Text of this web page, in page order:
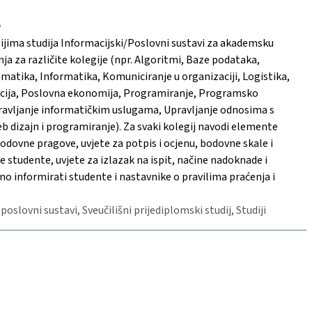
studija Informacijski/Poslovni sustavi za akademsku
za različite kolegije (npr. Algoritmi, Baze podataka,
Informatika, Komuniciranje u organizaciji, Logistika,
Poslovna ekonomija, Programiranje, Programsko
informatičkim uslugama, Upravljanje odnosima s
dizajn i programiranje). Za svaki kolegij navodi elemente
pragove, uvjete za potpis i ocjenu, bodovne skale i
uvjete za izlazak na ispit, načine nadoknade i
informirati studente i nastavnike o pravilima praćenja i
sustavi, Sveučilišni prijediplomski studij, Studiji